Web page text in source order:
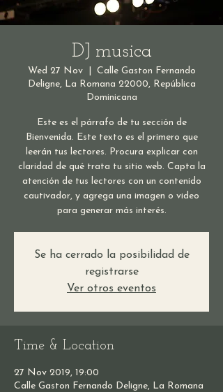
DJ musica
Wed 27 Nov
  |
Calle Gaston Fernando
Deligne, La Romana 22000, República
Dominicana
Este es el párrafo de tu sección de
Bienvenida. Este texto es el primero que
leerán tus lectores. Procura explicar con
claridad de qué trata tu sitio web. Capta la
atención de tus lectores con un contenido
cautivador, y agrega una imagen o video
para generar más interés.
Se ha cerrado la posibilidad de
registrarse
Ver otros eventos
Time & Location
27 Nov 2019, 19:00
Calle Gaston Fernando Deligne, La Romana